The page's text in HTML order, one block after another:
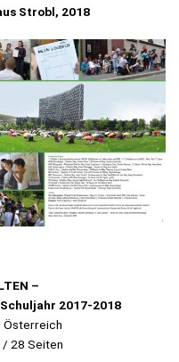
Strobl, 2018
–
2017-2018
/ 28 Seiten